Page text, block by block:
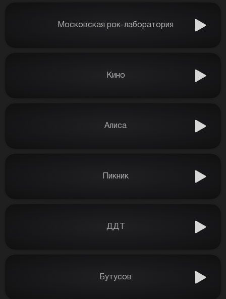
Московская рок-лаборатория
Кино
Алиса
Пикник
ДДТ
Бутусов